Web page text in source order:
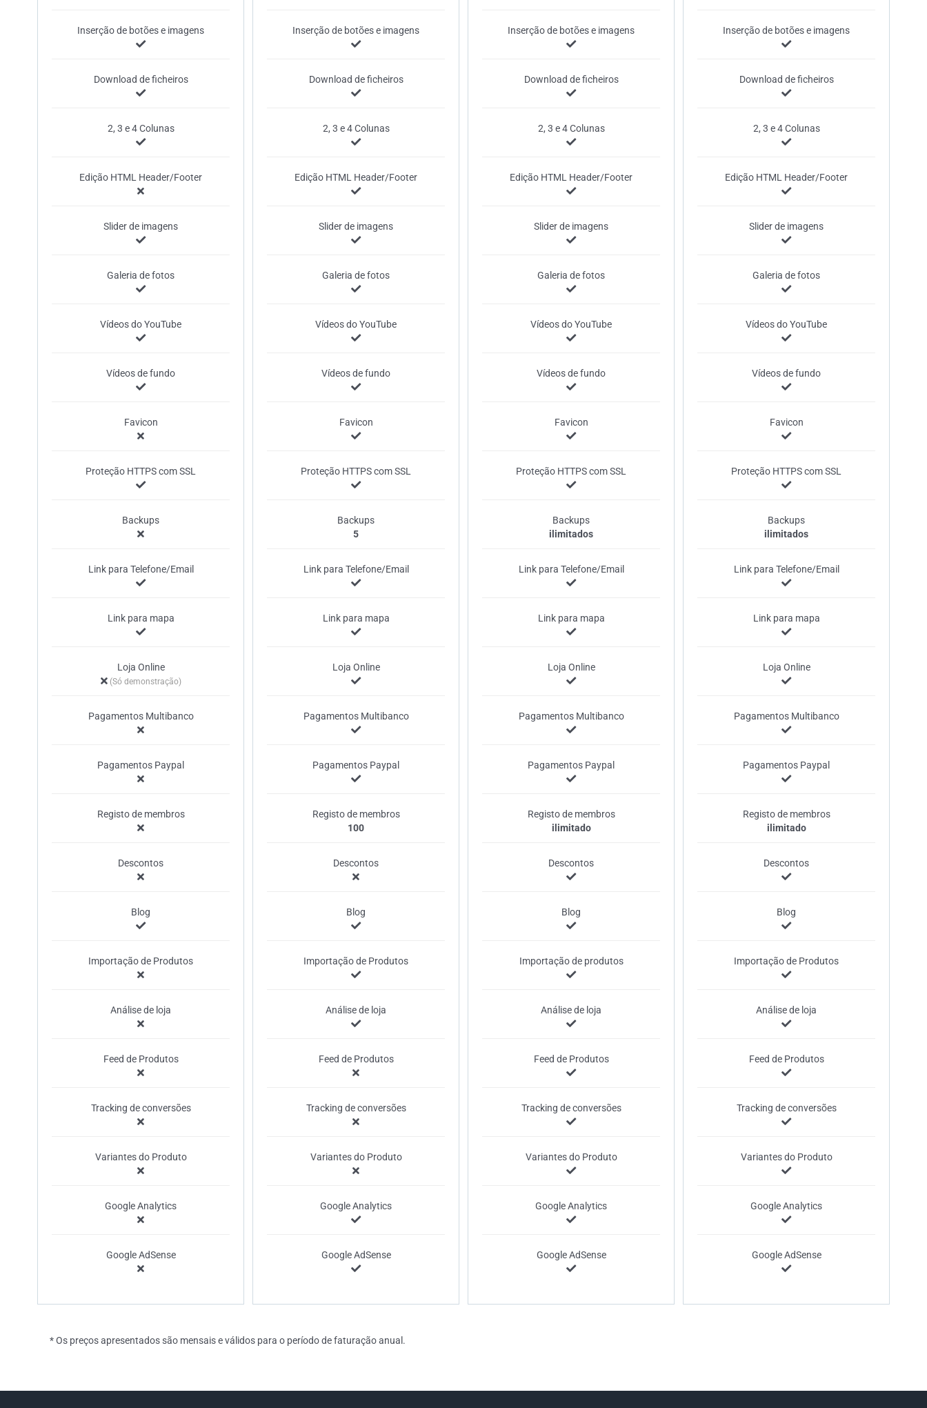
Inserção de botões e imagens
Download de ficheiros
2, 3 e 4 Colunas
Edição HTML Header/Footer
Slider de imagens
Galeria de fotos
Vídeos do YouTube
Vídeos de fundo
Favicon
Proteção HTTPS com SSL
Backups
Link para Telefone/Email
Link para mapa
Loja Online
(Só demonstração)
Pagamentos Multibanco
Pagamentos Paypal
Registo de membros
Descontos
Blog
Importação de Produtos
Análise de loja
Feed de Produtos
Tracking de conversões
Variantes do Produto
Google Analytics
Google AdSense
Inserção de botões e imagens
Download de ficheiros
2, 3 e 4 Colunas
Edição HTML Header/Footer
Slider de imagens
Galeria de fotos
Vídeos do YouTube
Vídeos de fundo
Favicon
Proteção HTTPS com SSL
Backups
5
Link para Telefone/Email
Link para mapa
Loja Online
Pagamentos Multibanco
Pagamentos Paypal
Registo de membros
100
Descontos
Blog
Importação de Produtos
Análise de loja
Feed de Produtos
Tracking de conversões
Variantes do Produto
Google Analytics
Google AdSense
Inserção de botões e imagens
Download de ficheiros
2, 3 e 4 Colunas
Edição HTML Header/Footer
Slider de imagens
Galeria de fotos
Vídeos do YouTube
Vídeos de fundo
Favicon
Proteção HTTPS com SSL
Backups
ilimitados
Link para Telefone/Email
Link para mapa
Loja Online
Pagamentos Multibanco
Pagamentos Paypal
Registo de membros
ilimitado
Descontos
Blog
Importação de produtos
Análise de loja
Feed de Produtos
Tracking de conversões
Variantes do Produto
Google Analytics
Google AdSense
Inserção de botões e imagens
Download de ficheiros
2, 3 e 4 Colunas
Edição HTML Header/Footer
Slider de imagens
Galeria de fotos
Vídeos do YouTube
Vídeos de fundo
Favicon
Proteção HTTPS com SSL
Backups
ilimitados
Link para Telefone/Email
Link para mapa
Loja Online
Pagamentos Multibanco
Pagamentos Paypal
Registo de membros
ilimitado
Descontos
Blog
Importação de Produtos
Análise de loja
Feed de Produtos
Tracking de conversões
Variantes do Produto
Google Analytics
Google AdSense
* Os preços apresentados são mensais e válidos para o período de faturação anual.